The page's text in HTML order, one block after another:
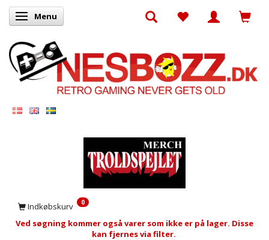
Skifte navigation
Menu
Indkøbskurv 0
Ved søgning kommer også varer som ikke er på lager. Disse
kan fjernes via filter.